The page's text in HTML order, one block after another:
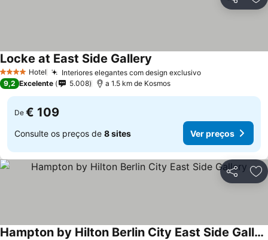
Partilhar
4 EstrelasHotel Interiores elegantes com design exclusivoVer preços
Locke at East Side Gallery
9,2 Excelente 5.008 a 1.5 km de Kosmos
De € 109
Consulte os preços de 8 sites Ver preços
Partilhar
Hampton by Hilton Berlin City East Side Gallery